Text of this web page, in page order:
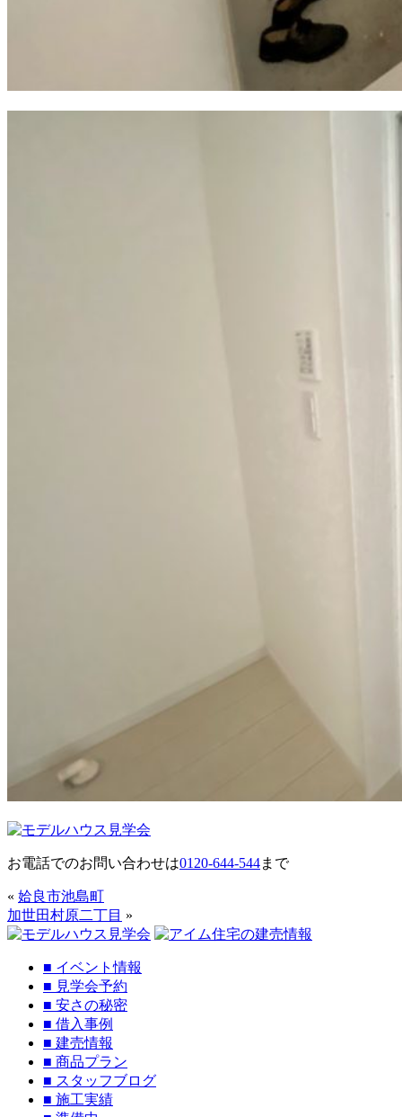
お電話でのお問い合わせは0120-644-544まで
« 姶良市池島町
加世田村原二丁目 »
■ イベント情報
■ 見学会予約
■ 安さの秘密
■ 借入事例
■ 建売情報
■ 商品プラン
■ スタッフブログ
■ 施工実績